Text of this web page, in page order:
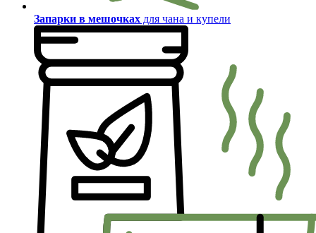
Запарки в мешочках для чана и купели